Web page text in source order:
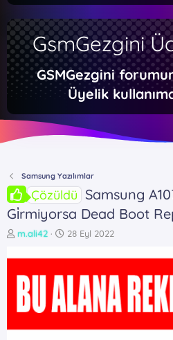
GsmGezgini
GSMGezgini
Üyelik
Samsung Yazılımlar
Çözüldü Samsung
Gi̇rmiyorsa Dead Boot
K
n
a
m.ali42
B
ş
ç
28 Eyl 2022